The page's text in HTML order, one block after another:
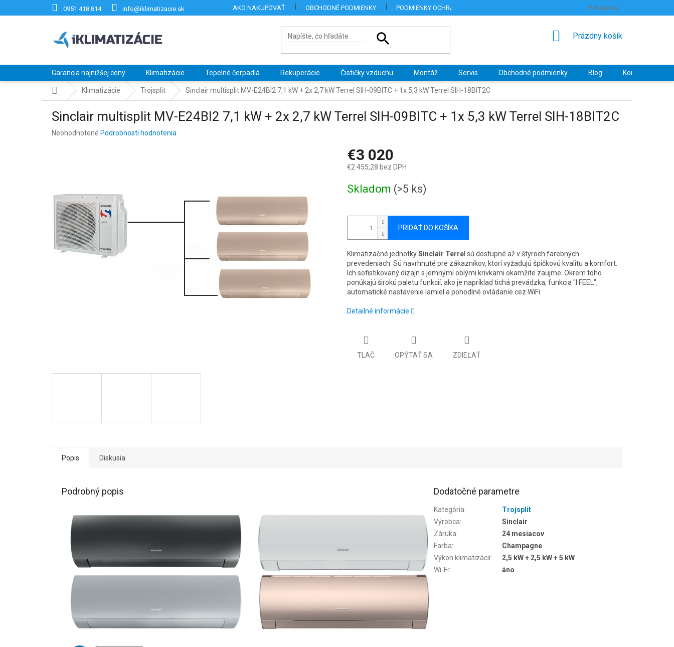
0951 418 814 info@iklimatizacie.sk AKO NAKUPOVAŤ OBCHODNÉ PODMIENKY PODMIENKY OCHRANY OSOBNÝCH ÚDAJOV HODNOTENIE OBCHODU
Prihlásenie
NÁKUPNÝ
Prázdny košík
Garancia najnižšej ceny Klimatizácie Tepelné čerpadlá Rekuperácie Čističky vzduchu Montáž Servis Obchodné podmienky Blog Kontakty
DomovKlimatizácie Trojsplit Sinclair multisplit MV-E24BI2 7,1 kW + 2x 2,7 kW Terrel SIH-09BITC + 1x 5,3 kW Terrel SIH-18BIT2C
Sinclair multisplit MV-E24BI2 7,1 kW + 2x 2,7 kW Terrel SIH-09BITC + 1x 5,3 kW Terrel SIH-18BIT2C
Priemerné
hviezdičiek.
Neohodnotené Podrobnosti hodnotenia
€3 020
€2 455,28 bez DPH
cena:
Skladom (>5 ks)
PRIDAŤ DO KOŠÍKA
Klimatizačné jednotkySinclair Terre l sú dostupné až v štyroch farebných
prevedeniach. Sú navrhnuté pre zákazníkov, ktorí vyžadujú špičkovú kvalitu a komfort.
Ich sofistikovaný dizajn s jemnými oblými krivkami okamžite zaujme. Okrem toho
ponúkajú širokú paletu funkcií, ako je napríklad tichá prevádzka, funkcia "I FEEL",
automatické nastavenie lamiel a pohodlné ovládanie cez WiFi.
Detailné informácie
TLAČ OPÝTAŤ SA ZDIEĽAŤ
Popis Diskusia
Podrobný popis Dodatočné parametre
Kategória:
Trojsplit
Výrobca:
Sinclair
Záruka:
24 mesiacov
Farba:
Champagne
Výkon klimatizácií:
2,5 kW + 2,5 kW + 5 kW
Wi-Fi: áno